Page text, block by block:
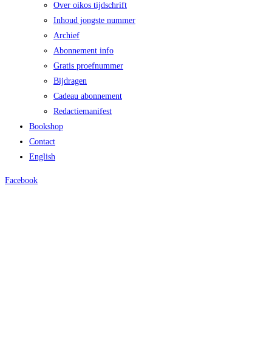
Over oikos tijdschrift
Inhoud jongste nummer
Archief
Abonnement info
Gratis proefnummer
Bijdragen
Cadeau abonnement
Redactiemanifest
Bookshop
Contact
English
Facebook